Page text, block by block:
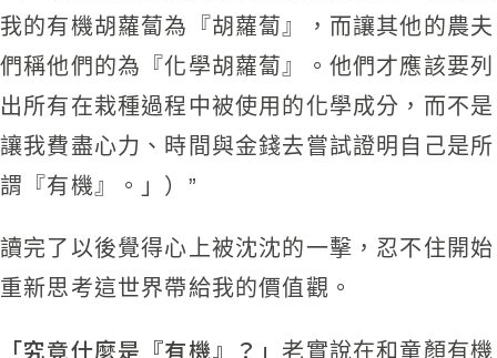
我的有機胡蘿蔔為『胡蘿蔔』，而讓其他的農夫
們稱他們的為『化學胡蘿蔔』。他們才應該要列
出所有在栽種過程中被使用的化學成分，而不是
讓我費盡心力、時間與金錢去嘗試證明自己是所
謂『有機』。」）”
讀完了以後覺得心上被沈沈的一擊，忍不住開始
重新思考這世界帶給我的價值觀。
「究竟什麼是『有機』？」 老實說在和童顏有機